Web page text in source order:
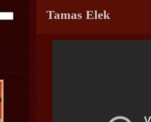
Tamas Elek